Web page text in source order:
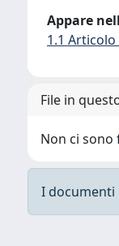
Appare
1.1
File in
Non ci
I documenti